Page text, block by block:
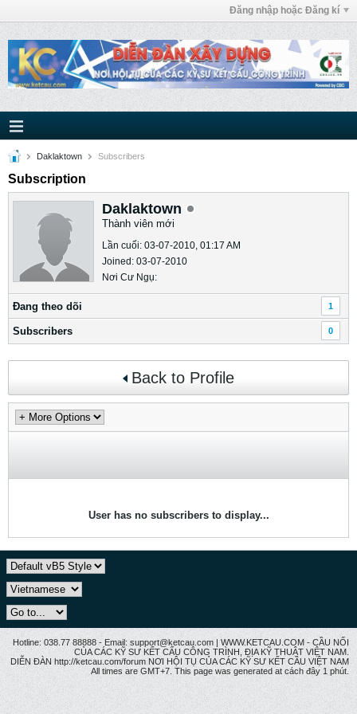
Đăng nhập hoặc Đăng kí
Daklaktown Subscribers
Subscription
Daklaktown
Thành viên mới
Lần cuối: 03-07-2010, 01:17 AM
Joined: 03-07-2010
Nơi Cư Ngụ:
Ðang theo dõi 1
Subscribers 0
Back to Profile
User has no subscribers to display...
Hotline: 038.77 88888 - Email: support@ketcau.com | WWW.KETCAU.COM - CẦU NỐI
CỦA CÁC KỸ SƯ KẾT CẤU CÔNG TRÌNH, ĐỊA KỸ THUẬT VIỆT NAM.
DIỄN ĐÀN http://ketcau.com/forum NƠI HỘI TỤ CỦA CÁC KỸ SƯ KẾT CÂU VIỆT NAM
All times are GMT+7. This page was generated at cách đây 1 phút.